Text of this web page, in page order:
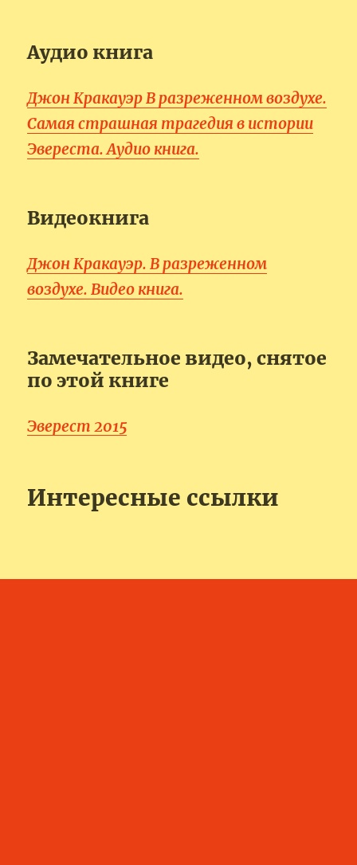
Аудио книга
Джон Кракауэр В разреженном воздухе.
Самая страшная трагедия в истории
Эвереста. Аудио книга.
Видеокнига
Джон Кракауэр. В разреженном
воздухе. Видео книга.
Замечательное видео, снятое
по этой книге
Эверест 2015
Интересные ссылки